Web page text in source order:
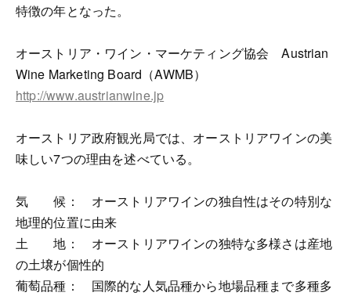
特徴の年となった。
オーストリア・ワイン・マーケティング協会 Austrian
Wine Marketing Board（AWMB）
http://www.austrianwine.jp
オーストリア政府観光局では、オーストリアワインの美
味しい7つの理由を述べている。
気 候： オーストリアワインの独自性はその特別な
地理的位置に由来
土 地： オーストリアワインの独特な多様さは産地
の土壌が個性的
葡萄品種： 国際的な人気品種から地場品種まで多種多